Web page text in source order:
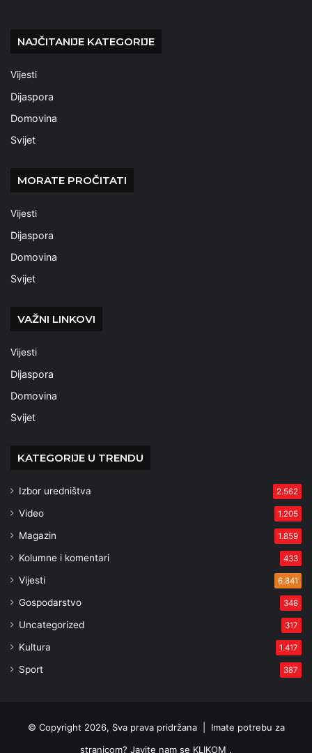
NAJČITANIJE KATEGORIJE
Vijesti
Dijaspora
Domovina
Svijet
MORATE PROČITATI
Vijesti
Dijaspora
Domovina
Svijet
VAŽNI LINKOVI
Vijesti
Dijaspora
Domovina
Svijet
KATEGORIJE U TRENDU
Izbor uredništva 2.562
Video 1.205
Magazin 1.859
Kolumne i komentari 433
Vijesti 6.841
Gospodarstvo 348
Uncategorized 317
Kultura 1.417
Sport 387
© Copyright 2026, Sva prava pridržana | Imate potrebu za
stranicom? Javite nam se KLIKOM .